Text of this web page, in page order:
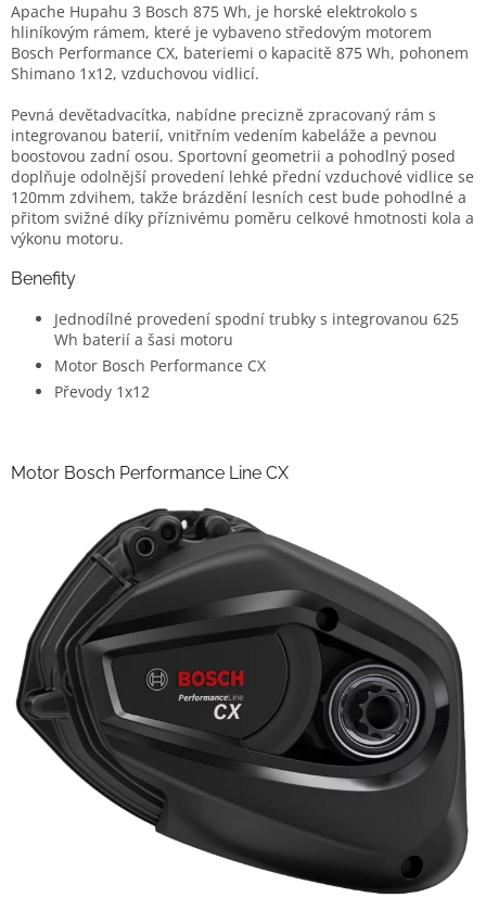
Apache Hupahu 3 Bosch 875 Wh, je horské elektrokolo s
hliníkovým rámem, které je vybaveno středovým motorem
Bosch Performance CX, bateriemi o kapacitě 875 Wh, pohonem
Shimano 1x12, vzduchovou vidlicí.
Pevná devětadvacítka, nabídne precizně zpracovaný rám s
integrovanou baterií, vnitřním vedením kabeláže a pevnou
boostovou zadní osou. Sportovní geometrii a pohodlný posed
doplňuje odolnější provedení lehké přední vzduchové vidlice se
120mm zdvihem, takže brázdění lesních cest bude pohodlné a
přitom svižné díky příznivému poměru celkové hmotnosti kola a
výkonu motoru.
Benefity
Jednodílné provedení spodní trubky s integrovanou 625
Wh baterií a šasi motoru
Motor Bosch Performance CX
Převody 1x12
Motor Bosch Performance Line CX